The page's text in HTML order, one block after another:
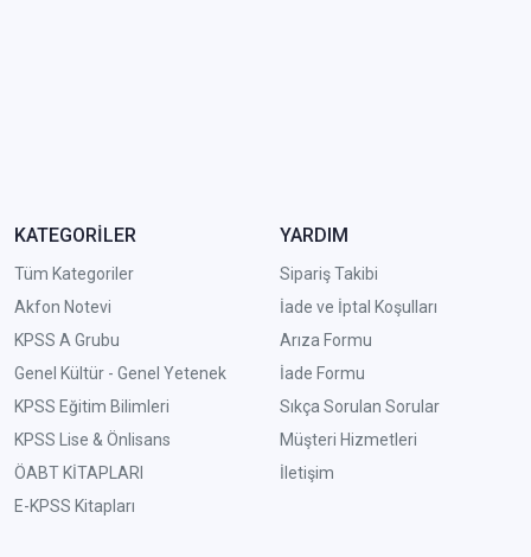
KATEGORİLER
Tüm Kategoriler
Akfon Notevi
KPSS A Grubu
Genel Kültür - Genel Yetenek
KPSS Eğitim Bilimleri
KPSS Lise & Önlisans
ÖABT KİTAPLARI
E-KPSS Kitapları
YARDIM
Sipariş Takibi
İade ve İptal Koşulları
Arıza Formu
İade Formu
Sıkça Sorulan Sorular
Müşteri Hizmetleri
İletişim